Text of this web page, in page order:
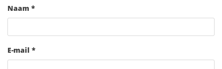
Naam *
E-mail *